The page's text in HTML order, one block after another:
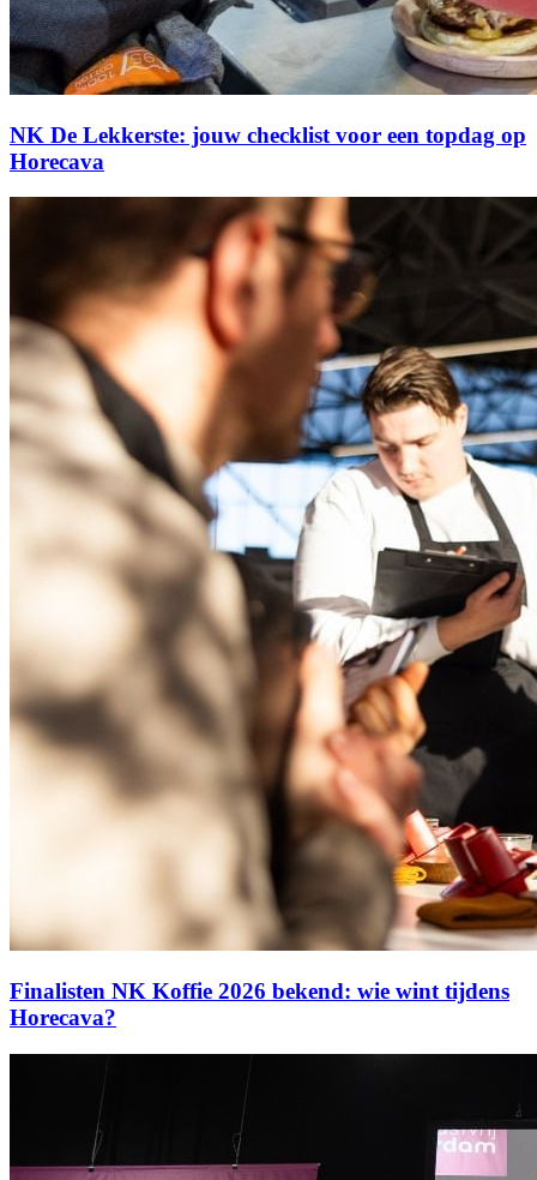
NK De Lekkerste: jouw checklist voor een topdag op
Horecava
Finalisten NK Koffie 2026 bekend: wie wint tijdens
Horecava?